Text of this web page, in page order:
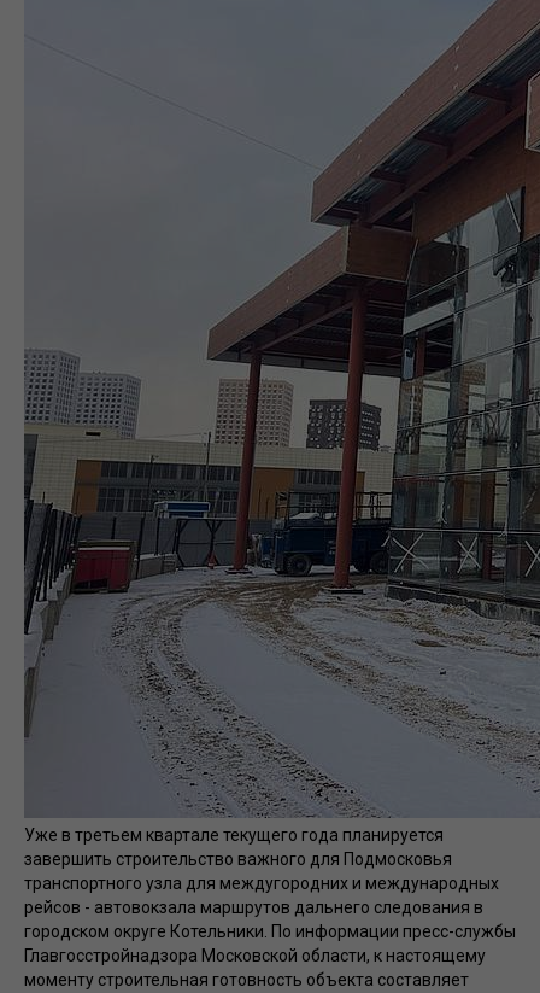
Уже в третьем квартале текущего года планируется
завершить строительство важного для Подмосковья
транспортного узла для междугородних и международных
рейсов - автовокзала маршрутов дальнего следования в
городском округе Котельники. По информации пресс-службы
Главгосстройнадзора Московской области, к настоящему
моменту строительная готовность объекта составляет